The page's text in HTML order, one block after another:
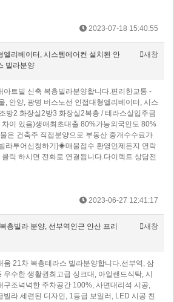
2023-07-18 15:40:55
엘리베이터, 시스템에어컨 설치된 안
빌라분양
새창
아트빌 신축 복층빌라분양합니다.편리한교통 -
, 안양, 광명 버스노선 인접대형엘리베이터, 시스
방2 화장실2방3 화장실2복층 / 테라스실입주금
이 있음)​생애최초대출 80%가능외국인도 80%
은 건축주 직접분양으로 부동산 중개수수료가
라투어신청하기]◈매물접수 환영언제든지 연락
릭 하시면 전화로 연결됩니다.다이렉트 상담전
2023-06-27 12:41:17
층빌라 분양, 선부역인근 안산 프리
새창
움 21차 복층테라스 빌라분양합니다.선부역, 삼
우수한 생활권최고급 싱크대, 아일랜드식탁, 시
구조넉넉한 주차공간 100%, 사면대리석 시공,
빌라.세련된 디자인, 1등급 보일러, LED 시공 친